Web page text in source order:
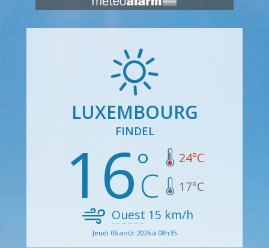
LUXEMBOURG
FINDEL
16 24°C
17°C
Ouest 15 km/h
Jeudi 06 août 2026 à 08h35